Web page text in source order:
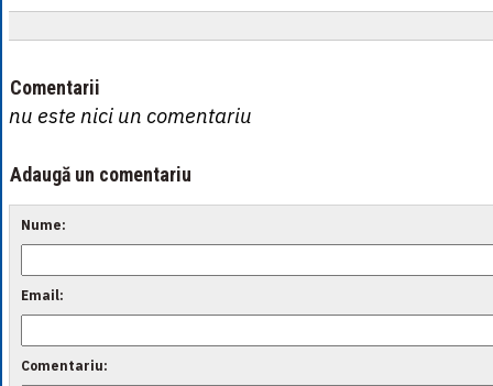
Comentarii
nu este nici un comentariu
Adaugă un comentariu
Nume:
Email:
Comentariu: